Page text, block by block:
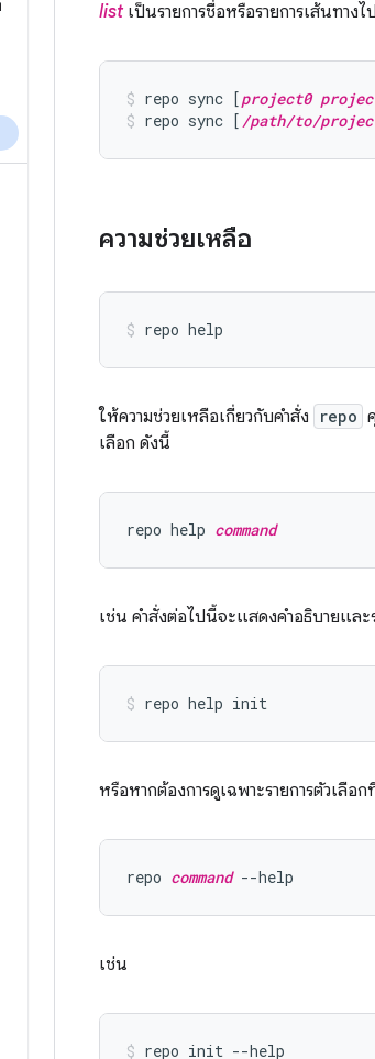
listเป็นรายการชื่อหรือรายการเส้นทาง
repo sync [project0
repo sync [ /path/to/
ความช่วยเหลือ
ให้ความช่วยเหลือเกี่ยวกับคำสั่ง repo
เลือก ดังนี้
repo help command
เช่น คำสั่งต่อไปนี้จะแสดงคำอธิบายและ
หรือหากต้องการดูเฉพาะรายการตัวเลือ
repo command
เช่น